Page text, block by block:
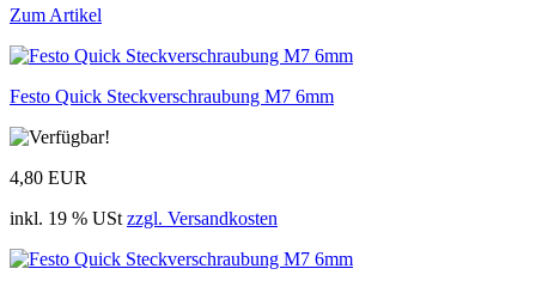
Zum Artikel
Festo Quick Steckverschraubung M7 6mm
4,80 EUR
inkl. 19 % USt zzgl. Versandkosten